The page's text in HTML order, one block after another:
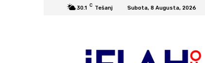
30.1 C Tešanj Subota, 8 Augusta, 2026